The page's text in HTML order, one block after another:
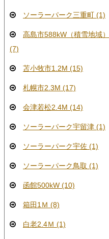
ソーラーパーク三重町 (1)
高島市588kW（積雪地域）
(7)
苫小牧市1.2M (15)
札幌市2.3M (17)
会津若松2.4M (14)
ソーラーパーク宇留津 (1)
ソーラーパーク宇佐 (1)
ソーラーパーク鳥取 (1)
函館500kW (10)
箱田1Ｍ (8)
白老2.4Ｍ (1)